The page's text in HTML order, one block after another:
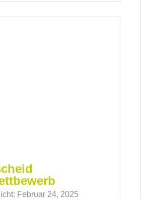
Februar 24, 2025